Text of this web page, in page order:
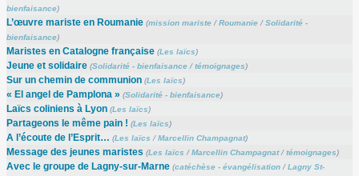
bienfaisance)
L’œuvre mariste en Roumanie (mission mariste/Roumanie/Solidarité -
bienfaisance)
Maristes en Catalogne française (Les laïcs)
Jeune et solidaire (Solidarité - bienfaisance/témoignages)
Sur un chemin de communion (Les laïcs)
« El angel de Pamplona » (Solidarité - bienfaisance)
Laïcs coliniens à Lyon (Les laïcs)
Partageons le même pain ! (Les laïcs)
A l’écoute de l’Esprit… (Les laïcs /Marcellin Champagnat)
Message des jeunes maristes (Les laïcs /Marcellin Champagnat/témoignages)
Avec le groupe de Lagny-sur-Marne (catéchèse - évangélisation/Lagny St-